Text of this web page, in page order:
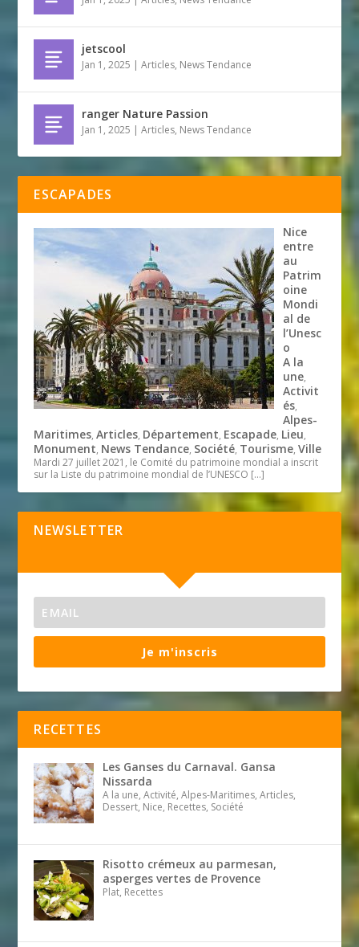
jetscool
Jan 1, 2025 |Articles, News Tendance
ranger Nature Passion
Jan 1, 2025 |Articles, News Tendance
ESCAPADES
Nice
entre
au
Patrim
oine
Mondi
al de
l’Unesc
o
A la
une,
Activit
és,
Alpes-
Maritimes,Articles, Département, Escapade, Lieu,
Monument, News Tendance, Société, Tourisme,Ville
Mardi 27 juillet 2021, le Comité du patrimoine mondial a inscrit
sur la Liste du patrimoine mondial de l’UNESCO […]
NEWSLETTER
Je m'inscris
RECETTES
Les Ganses du Carnaval. Gansa
Nissarda
A la une, Activité, Alpes-Maritimes, Articles,
Dessert, Nice, Recettes, Société
Risotto crémeux au parmesan,
asperges vertes de Provence
Plat, Recettes